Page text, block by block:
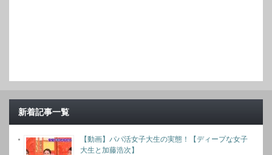
新着記事一覧
【動画】パパ活女子大生の実態！【ディープな女子
大生と加藤浩次】